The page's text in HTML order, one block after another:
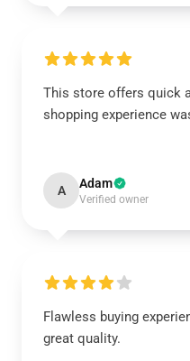
This store offers quick
shopping experience
A Adam
Verified owner
Flawless buying
great quality.